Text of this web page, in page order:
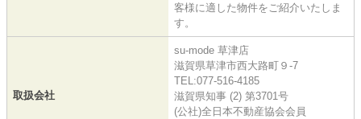
客様に適した物件をご紹介いたしま
す。
取扱会社
su-mode 草津店
滋賀県草津市西大路町９-7
TEL:077-516-4185
滋賀県知事 (2) 第3701号
(公社)全日本不動産協会会員